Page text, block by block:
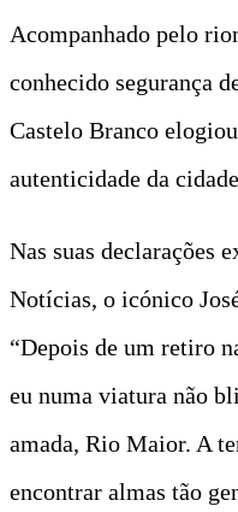
Acompanhado pelo
conhecido segurança
Castelo Branco
autenticidade da
Nas suas declarações
Notícias, o icónico
“Depois de um retiro
eu numa viatura não
amada, Rio Maior. A
encontrar almas tão